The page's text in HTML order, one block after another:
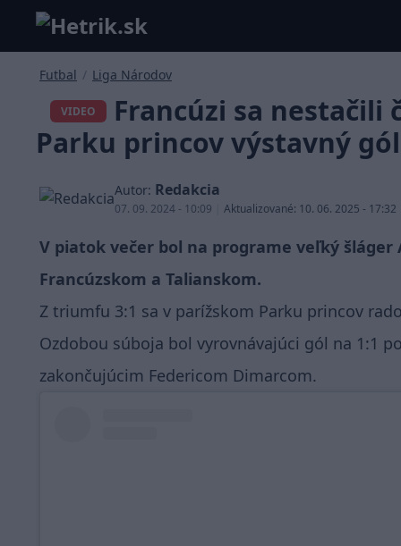
Futbal / Liga Národov
VIDEO
Francúzi sa nestačili
Parku princov výstavný gól
Autor: Redakcia
07. 09. 2024 - 10:09 Aktualizované: 10. 06. 2025 - 17:32
V piatok večer bol na programe veľký šláger
Francúzskom a Talianskom.
Z triumfu 3:1 sa v parížskom Parku princov
Ozdobou súboja bol vyrovnávajúci gól na 1:1
zakončujúcim Federicom Dimarcom.